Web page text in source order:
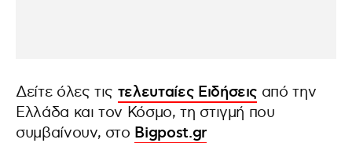
Δείτε όλες τις τελευταίες Ειδήσεις από την
Ελλάδα και τον Κόσμο, τη στιγμή που
συμβαίνουν, στο Bigpost.gr